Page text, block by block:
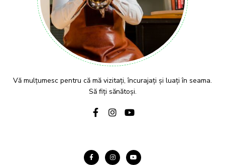
Vă mulțumesc pentru că mă vizitați, încurajați și luați în seama.
Să fiți sănătoși.